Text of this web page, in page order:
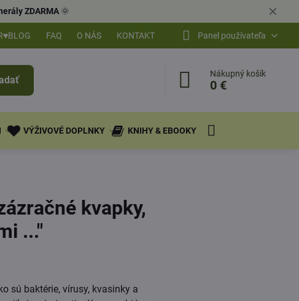
✕
ZDARMA🌞
FAQ O NÁS KONTAKT Panel používateľa
Nákupný košík
0 €
VÝŽIVOVÉ DOPLNKY KNIHY & EBOOKY
kvapky,
..."
sú baktérie, vírusy, kvasinky a